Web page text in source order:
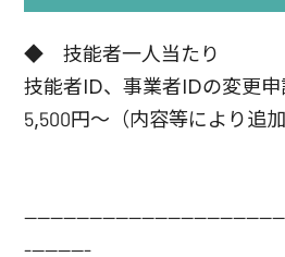
◆ 技能者一人当たり
技能者ID、事業者IDの変更申
5,500円～（内容等により追加
----------